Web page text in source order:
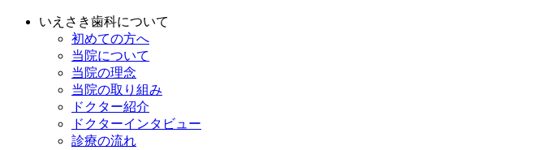
いえさき歯科について
初めての方へ
当院について
当院の理念
当院の取り組み
ドクター紹介
ドクターインタビュー
診療の流れ